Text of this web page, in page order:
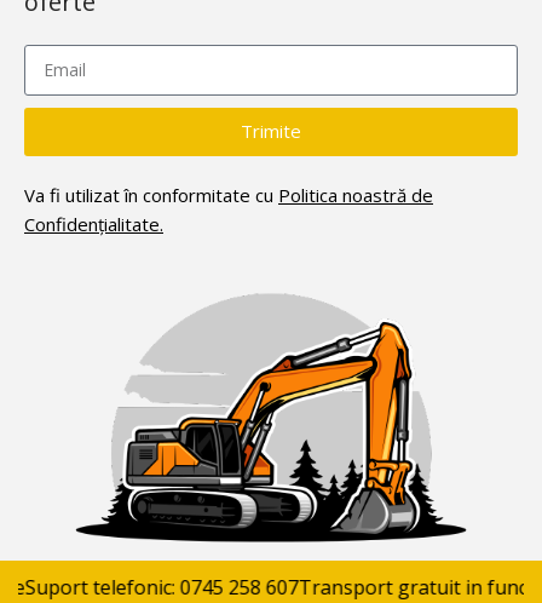
Trimite
Va fi utilizat în conformitate cu Politica noastră de
Confidențialitate.
Suport telefonic: 0745 258 607Transport gratuit in functie